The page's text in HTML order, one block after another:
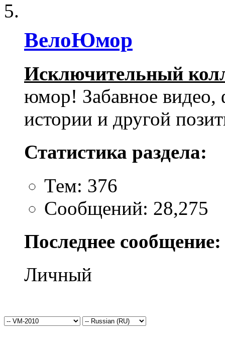
ВелоЮмор
Исключительный
юмор! Забавное видео,
истории и другой
Статистика раздела:
Тем: 376
Сообщений: 28,275
Последнее сообщение:
Личный